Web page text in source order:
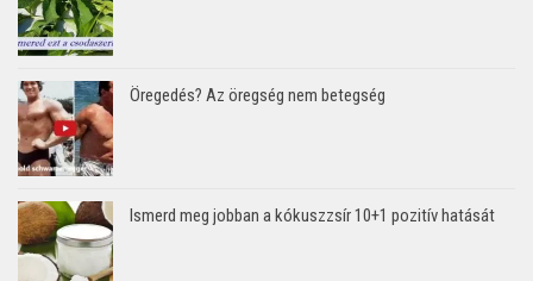
Öregedés? Az öregség nem betegség
Ismerd meg jobban a kókuszzsír 10+1 pozitív hatását